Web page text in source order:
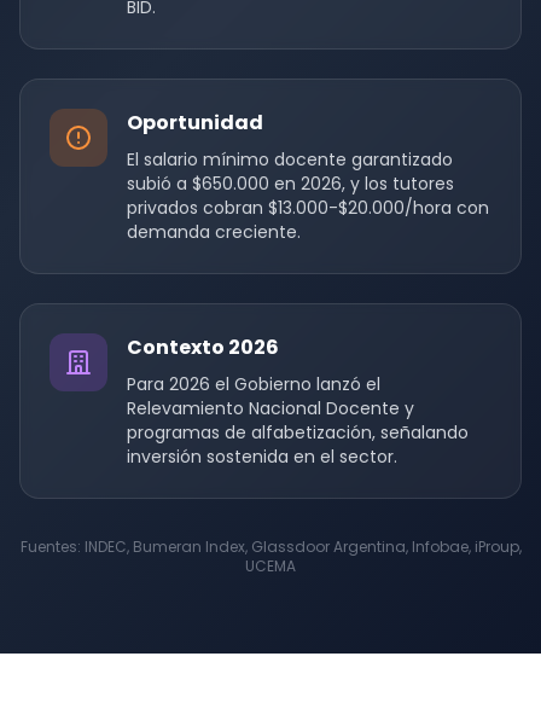
BID.
Oportunidad
El salario mínimo docente garantizado
subió a $650.000 en 2026, y los tutores
privados cobran $13.000-$20.000/hora con
demanda creciente.
Contexto 2026
Para 2026 el Gobierno lanzó el
Relevamiento Nacional Docente y
programas de alfabetización, señalando
inversión sostenida en el sector.
Fuentes: INDEC, Bumeran Index, Glassdoor Argentina, Infobae, iProup,
UCEMA